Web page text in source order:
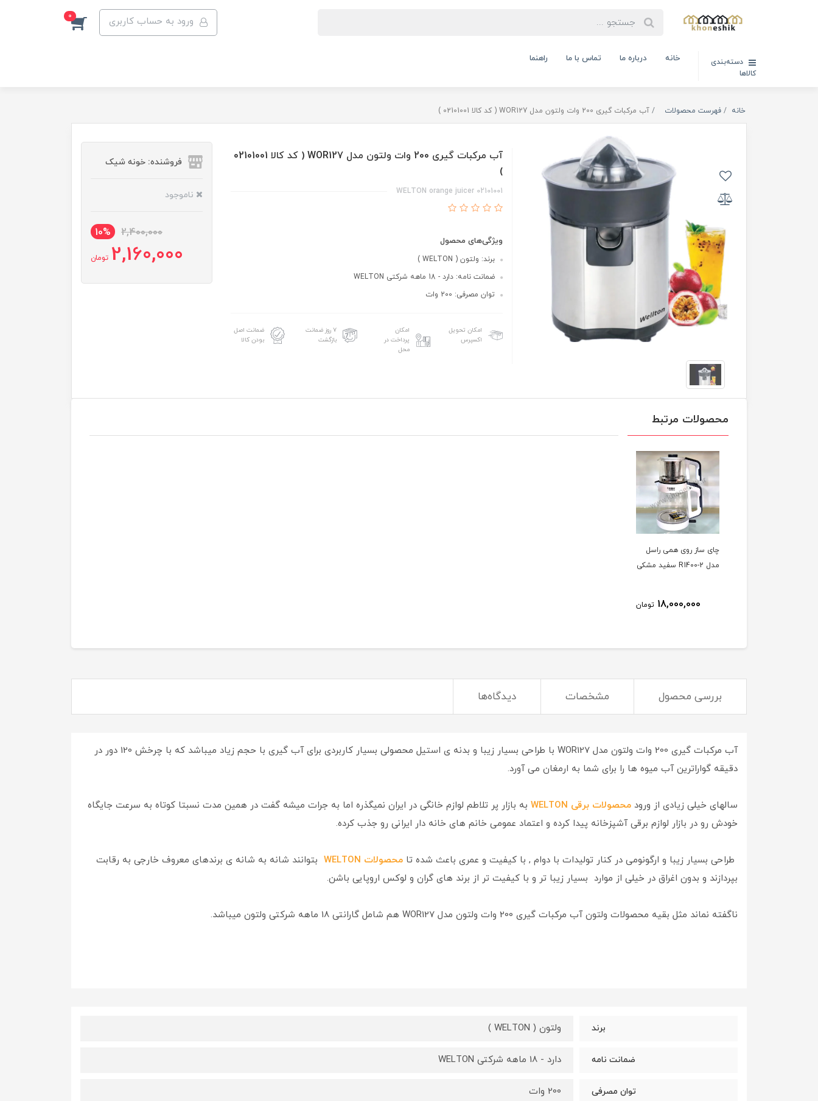
ورود به حساب کاربری 0
دسته‌بندی
کالاها
خانه درباره ما تماس با ما راهنما
خانه فهرست محصولات آب مرکبات گیری 200 وات ولتون مدل WOR127 ( کد کالا 02101001 )
آب مرکبات گیری 200 وات ولتون مدل WOR127 ( کد کالا 02101001
)
WELTON orange juicer 02101001
ویژگی‌های محصول
برند: ولتون ( WELTON )
ضمانت نامه: دارد - 18 ماهه شرکتی WELTON
توان مصرفی: 200 وات
امکان تحویل
اکسپرس
امکان
پرداخت در
محل
۷ روز ضمانت
بازگشت
ضمانت اصل
بودن کالا
فروشنده: خونه شیک
ناموجود
2,400,000
10%
2,160,000 تومان
محصولات مرتبط
چای ساز روی همی راسل
مدل R1400-2 سفید مشکی
18,000,000 تومان
بررسی محصول مشخصات دیدگاه‌ها
آب مرکبات گیری 200 وات ولتون مدل WOR127 با طراحی بسیار زیبا و بدنه ی استیل محصولی بسیار کاربردی برای آب گیری با حجم زیاد میباشد که با چرخش 120 دور در
دقیقه گواراترین آب میوه ها را برای شما به ارمغان می آورد.
سالهای خیلی زیادی از ورود محصولات برقی WELTON
به بازار پر تلاطم لوازم خانگی در ایران نمیگذره اما به جرات میشه گفت در همین مدت نسبتا کوتاه به سرعت جایگاه
خودش رو در بازار لوازم برقی آشپزخانه پیدا کرده و اعتماد عمومی خانم های خانه دار ایرانی رو جذب کرده.
طراحی بسیار زیبا و ارگونومی در کنار تولیدات با دوام , با کیفیت و عمری باعث شده تا محصولات WELTON
بتوانند شانه به شانه ی برندهای معروف خارجی به رقابت
بپردازند و بدون اغراق در خیلی از موارد بسیار زیبا تر و با کیفیت تر از برند های گران و لوکس اروپایی باشن.
ناگفته نماند مثل بقیه محصولات ولتون آب مرکبات گیری 200 وات ولتون مدل WOR127 هم شامل گارانتی 18 ماهه شرکتی ولتون میباشد.
برند ولتون ( WELTON )
ضمانت نامه دارد - 18 ماهه شرکتی WELTON
توان مصرفی 200 وات